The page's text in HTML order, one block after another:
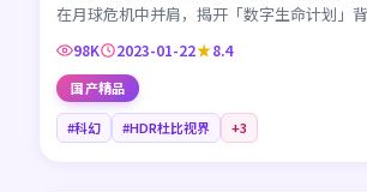
在月球危机中并肩，揭开「数字生命计划」背
98K 2023-01-22 8.4
国产精品
#科幻 #HDR杜比视界 +3